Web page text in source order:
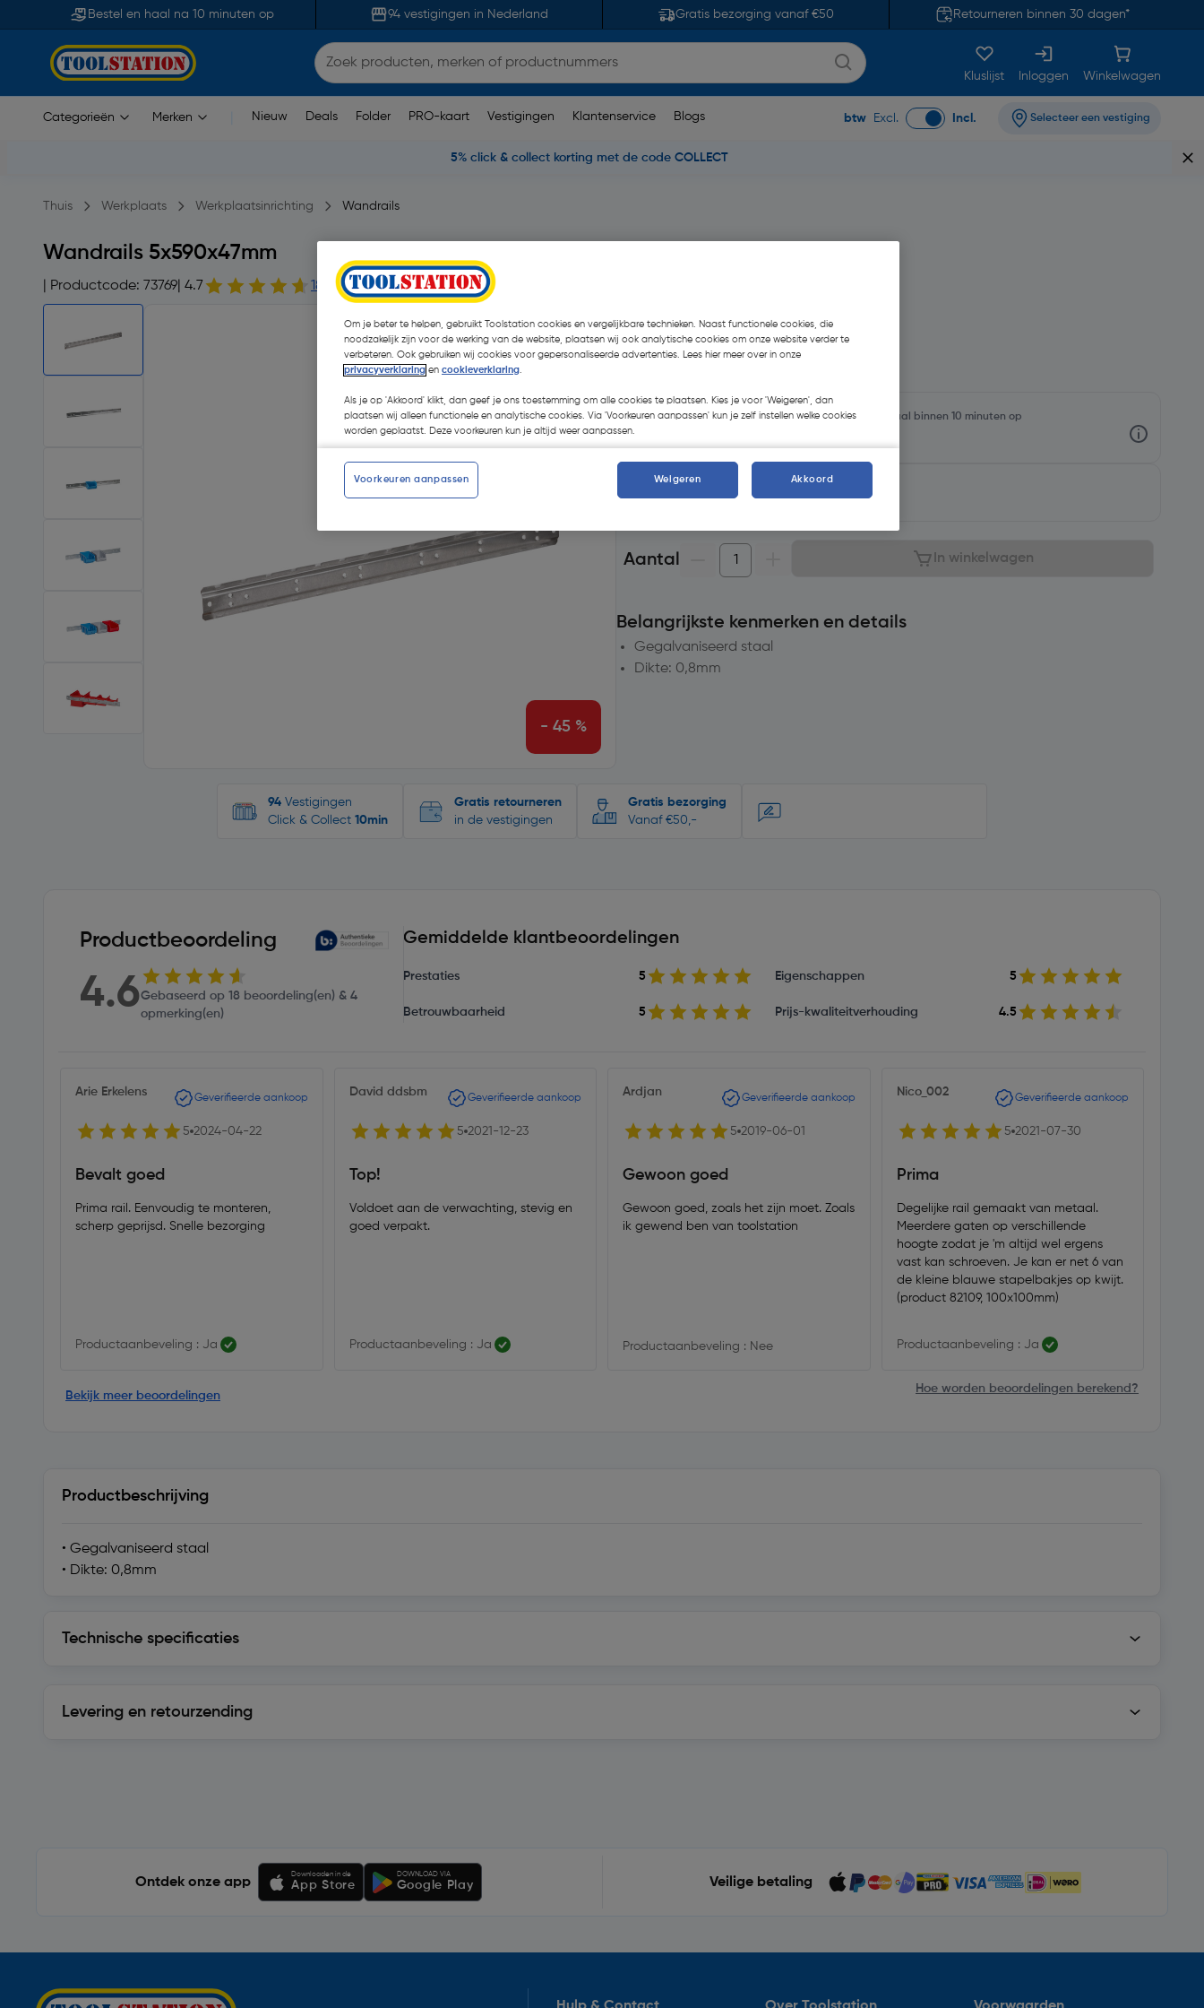
Bestel en haal na 10 minuten op 94 vestigingen in Nederland Gratis bezorging vanaf €50 Retourneren binnen 30 dagen*
Kluslijst Inloggen Winkelwagen
Categorieën Merken Nieuw Deals Folder PRO-kaart Vestigingen Klantenservice Blogs btw Excl. Incl. Selecteer een vestiging
5% click & collect korting met de code COLLECT
Thuis Werkplaats Werkplaatsinrichting Wandrails
Wandrails 5x590x47mm
| Productcode: 73769 | 4.7 18 opmerking(en)| Stuk
- 45 %
€ 3,77
€ 2,09| Excl. btw € 1,73
Selecteer winkel - Bekijk voorraadniveaus en haal binnen 10 minuten op
Aantal In winkelwagen
Belangrijkste kenmerken en details
Gegalvaniseerd staal
Dikte: 0,8mm
94 Vestigingen
Click & Collect 10min
Gratis retourneren
in de vestigingen
Gratis bezorging
Vanaf €50,-
Productbeoordeling
4.6Gebaseerd op 18 beoordeling(en) & 4
opmerking(en)
Gemiddelde klantbeoordelingen
Prestaties 5 Eigenschappen 5
Betrouwbaarheid 5 Prijs-kwaliteitverhouding 4.5
Arie Erkelens Geverifieerde aankoop
5 2024-04-22
Bevalt goed
Prima rail. Eenvoudig te monteren,
scherp geprijsd. Snelle bezorging
Productaanbeveling : Ja
David ddsbm Geverifieerde aankoop
5 2021-12-23
Top!
Voldoet aan de verwachting, stevig en
goed verpakt.
Productaanbeveling : Ja
Ardjan Geverifieerde aankoop
5 2019-06-01
Gewoon goed
Gewoon goed, zoals het zijn moet. Zoals
ik gewend ben van toolstation
Productaanbeveling : Nee
Nico_002 Geverifieerde aankoop
5 2021-07-30
Prima
Degelijke rail gemaakt van metaal.
Meerdere gaten op verschillende
hoogte zodat je 'm altijd wel ergens
vast kan schroeven. Je kan er net 6 van
de kleine blauwe stapelbakjes op kwijt.
(product 82109, 100x100mm)
Productaanbeveling : Ja
Bekijk meer beoordelingen
Hoe worden beoordelingen berekend?
Productbeschrijving
• Gegalvaniseerd staal
• Dikte: 0,8mm
Technische specificaties
Levering en retourzending
Ontdek onze app
Downloaden in de
App Store
DOWNLOAD VIA
Google Play Veilige betaling
Om je beter te helpen, gebruikt Toolstation cookies en vergelijkbare technieken. Naast functionele cookies, die
noodzakelijk zijn voor de werking van de website, plaatsen wij ook analytische cookies om onze website verder te
verbeteren. Ook gebruiken wij cookies voor gepersonaliseerde advertenties. Lees hier meer over in onze
privacyverklaring en cookieverklaring.
Als je op 'Akkoord' klikt, dan geef je ons toestemming om alle cookies te plaatsen. Kies je voor 'Weigeren', dan
plaatsen wij alleen functionele en analytische cookies. Via 'Voorkeuren aanpassen' kun je zelf instellen welke cookies
worden geplaatst. Deze voorkeuren kun je altijd weer aanpassen.
Voorkeuren aanpassen Weigeren Akkoord